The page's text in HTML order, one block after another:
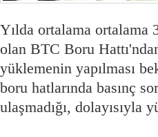
Yılda ortalama
olan BTC Boru
yüklemenin yapılması
boru hatlarında basınç
ulaşmadığı, dolayısıyla